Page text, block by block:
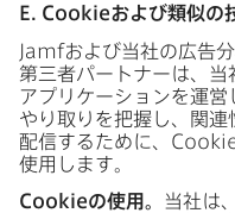
E. Cookieおよび​類似の​
Jamfおよび​当社の​広告
第三者パートナーは、​当
アプリケーションを​運
やり取りを​把握し、​関
配信する​ために、
使用します。
Cookieの​使用。
当社は